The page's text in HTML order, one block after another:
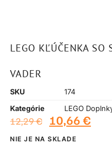
LEGO KĽÚČENKA SO
VADER
SKU
174
Kategórie
LEGO
12,29€ 10,66 €
NIE JE NA SKLADE